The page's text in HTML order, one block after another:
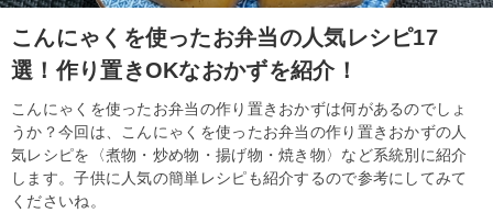
こんにゃくを使ったお弁当の人気レシピ17
選！作り置きOKなおかずを紹介！
こんにゃくを使ったお弁当の作り置きおかずは何があるのでしょ
うか？今回は、こんにゃくを使ったお弁当の作り置きおかずの人
気レシピを〈煮物・炒め物・揚げ物・焼き物〉など系統別に紹介
します。子供に人気の簡単レシピも紹介するので参考にしてみて
くださいね。